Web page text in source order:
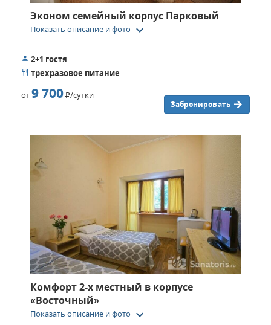
Эконом семейный корпус Парковый
Показать описание и фото keyboard_arrow_down
2+1 гостя
трехразовое питание
от9 700Р/сутки
Забронировать
Комфорт 2-х местный в корпусе
«Восточный»
Показать описание и фото keyboard_arrow_down